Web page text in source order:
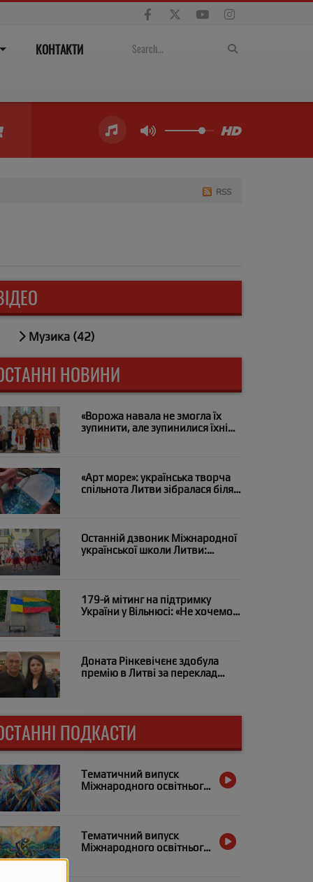
КОНТАКТИ
RSS
Музика (42)
НОВИНИ
«Ворожа навала не змогла їх
зупинити, але зупинилися їхні
«Арт море»: українська творча
спільнота Литви зібралася біля
Останній дзвоник Міжнародної
української школи Литви:
179-й мітинг на підтримку
України у Вільнюсі: «Не хочемо
Доната Рінкевічєнє здобула
премію в Литві за переклад
ПОДКАСТИ
Тематичний випуск
Міжнародного освітнього
Тематичний випуск
Міжнародного освітнього